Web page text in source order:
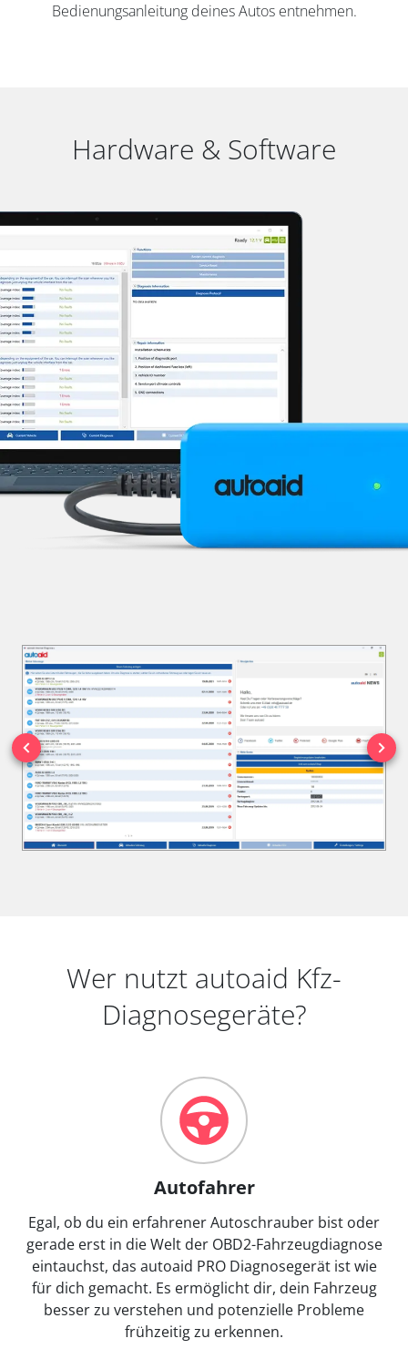
Bedienungsanleitung deines Autos entnehmen.
Hardware & Software
Wer nutzt autoaid Kfz-
Diagnosegeräte?
Autofahrer
Egal, ob du ein erfahrener Autoschrauber bist oder
gerade erst in die Welt der OBD2-Fahrzeugdiagnose
eintauchst, das autoaid PRO Diagnosegerät ist wie
für dich gemacht. Es ermöglicht dir, dein Fahrzeug
besser zu verstehen und potenzielle Probleme
frühzeitig zu erkennen.